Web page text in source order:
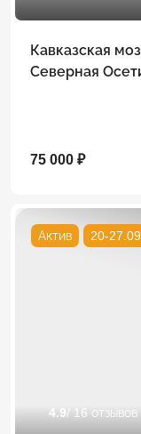
Кавказская
Северная
75 000 ₽
Актив 20-
4.9 / 16 отзывов